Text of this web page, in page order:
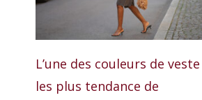
L’une des couleurs de veste
les plus tendance de